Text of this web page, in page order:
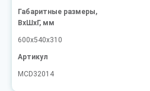
Габаритные размеры,
ВxШxГ, мм
600x540x310
Артикул
MCD32014